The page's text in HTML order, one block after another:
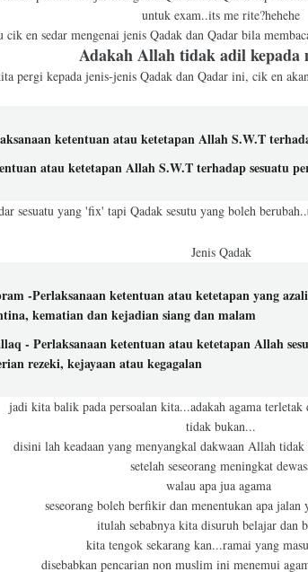
untuk exam..its me rite?hehehe
cik en sedar mengenai jenis Qadak dan Qadar bila
Adakah Allah tidak adil kepada
pergi kepada jenis-jenis Qadak dan Qadar ini, cik en
ketentuan atau ketetapan Allah S.W.T
atau ketetapan Allah S.W.T terhadap sesuatu
sesuatu yang 'fix' tapi Qadak sesutu yang boleh berubah..
Jenis Qadak
-Perlaksanaan ketentuan atau ketetapan yang
kematian dan kejadian siang dan malam
- Perlaksanaan ketentuan atau ketetapan Allah
rezeki, kejayaan atau kegagalan
jadi kita balik pada persoalan kita...adakah agama terletak
tidak bukan...
disini lah keadaan yang menyangkal dakwaan Allah
setelah seseorang meningkat
walau apa jua agama
seseorang boleh berfikir dan menentukan apa
itulah sebabnya kita disuruh belajar dan
kita tengok sekarang kan...ramai yang
disebabkan pencarian non muslim ini menemui